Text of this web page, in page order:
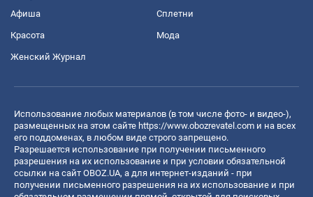
Афиша Сплетни
Красота Мода
Женский Журнал
Использование любых материалов (в том числе фото- и видео-),
размещенных на этом сайте https://www.obozrevatel.com и на всех
его поддоменах, в любом виде строго запрещено.
Разрешается использование при получении письменного
разрешения на их использование и при условии обязательной
ссылки на сайт OBOZ.UA, а для интернет-изданий - при
получении письменного разрешения на их использование и при